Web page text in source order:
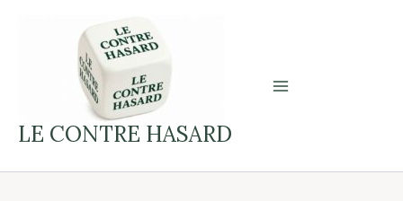
LE CONTRE HASARD
ROSSIGNOL